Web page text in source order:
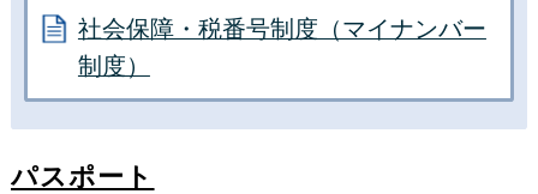
社会保障・税番号制度（マイナンバー
制度）
パスポート